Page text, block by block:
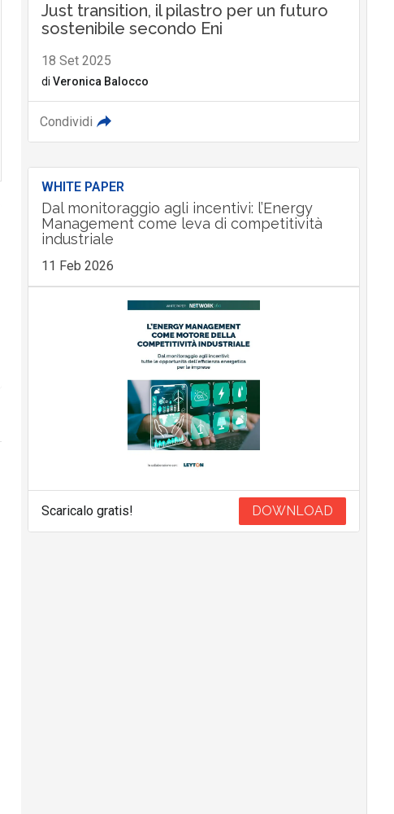
Just transition, il pilastro per un futuro
sostenibile secondo Eni
18 Set 2025
di Veronica Balocco
Condividi
WHITE PAPER
Dal monitoraggio agli incentivi: l’Energy
Management come leva di competitività
industriale
11 Feb 2026
Scaricalo gratis! DOWNLOAD